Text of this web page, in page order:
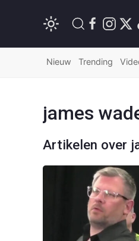
Nieuw Trending
james
Artikelen over